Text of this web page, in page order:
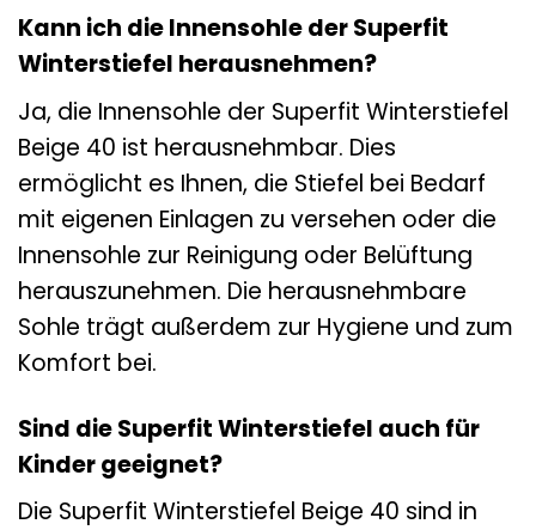
Kann ich die Innensohle der Superfit
Winterstiefel herausnehmen?
Ja, die Innensohle der Superfit Winterstiefel
Beige 40 ist herausnehmbar. Dies
ermöglicht es Ihnen, die Stiefel bei Bedarf
mit eigenen Einlagen zu versehen oder die
Innensohle zur Reinigung oder Belüftung
herauszunehmen. Die herausnehmbare
Sohle trägt außerdem zur Hygiene und zum
Komfort bei.
Sind die Superfit Winterstiefel auch für
Kinder geeignet?
Die Superfit Winterstiefel Beige 40 sind in